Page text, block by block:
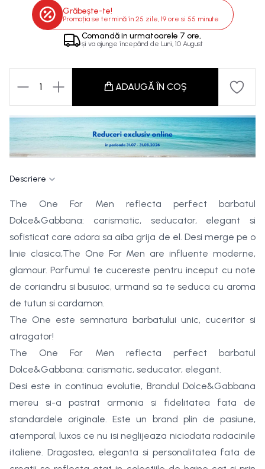
Grăbește-te!
Promoția se termină în 25 zile, 19 ore si 55 minute
Comandă in urmatoarele 7 ore,
și va ajunge începând de Luni, 10 August
1 ADAUGĂ ÎN COȘ
Descriere
The One For Men reflecta perfect barbatul
Dolce&Gabbana: carismatic, seducator, elegant si
sofisticat care adora sa aiba grija de el. Desi merge pe o
linie clasica,The One For Men are influente moderne,
glamour. Parfumul te cucereste pentru inceput cu note
de coriandru si busuioc, urmand sa te seduca cu aroma
de tutun si cardamon.
The One este semnatura barbatului unic, cuceritor si
atragator!
The One For Men reflecta perfect barbatul
Dolce&Gabbana: carismatic, seducator, elegant.
Desi este in continua evolutie, Brandul Dolce&Gabbana
mereu si-a pastrat armonia si fidelitatea fata de
standardele originale. Este un brand plin de pasiune,
atemporal, luxos ce nu isi neglijeaza niciodata radacinile
italiene. Dragostea, eleganta si personalitatea fata de